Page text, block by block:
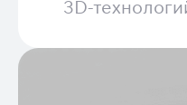
3D-